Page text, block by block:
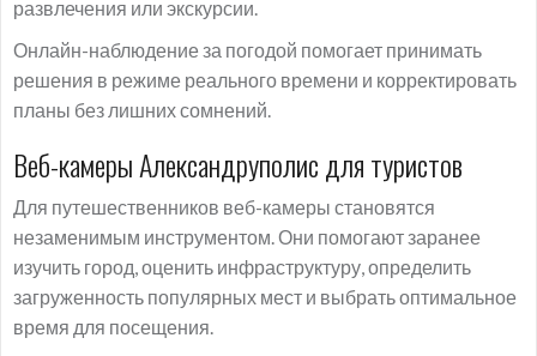
развлечения или экскурсии.
Онлайн-наблюдение за погодой помогает принимать
решения в режиме реального времени и корректировать
планы без лишних сомнений.
Веб-камеры Александруполис для туристов
Для путешественников веб-камеры становятся
незаменимым инструментом. Они помогают заранее
изучить город, оценить инфраструктуру, определить
загруженность популярных мест и выбрать оптимальное
время для посещения.